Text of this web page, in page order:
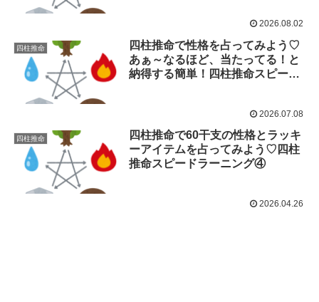
2026.08.02
四柱推命
四柱推命で性格を占ってみよう♡
あぁ～なるほど、当たってる！と
納得する簡単！四柱推命スピード
2026.07.08
四柱推命
四柱推命で60干支の性格とラッキ
ーアイテムを占ってみよう♡四柱
推命スピードラーニング④
2026.04.26